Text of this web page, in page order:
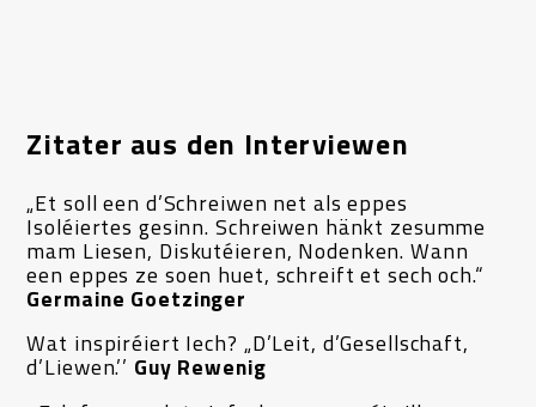
Zitater aus den Interviewen
„Et soll een d’Schreiwen net als eppes
Isoléiertes gesinn. Schreiwen hänkt zesumme
mam Liesen, Diskutéieren, Nodenken. Wann
een eppes ze soen huet, schreift et sech och.“
Germaine Goetzinger
Wat inspiréiert Iech? „D’Leit, d’Gesellschaft,
d’Liewen.’’ Guy Rewenig